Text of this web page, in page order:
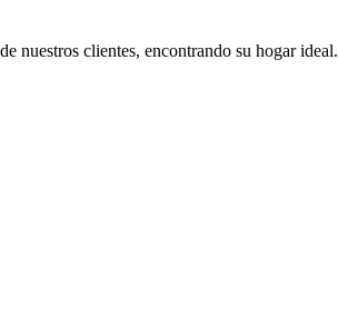
nuestros clientes, encontrando su hogar ideal.